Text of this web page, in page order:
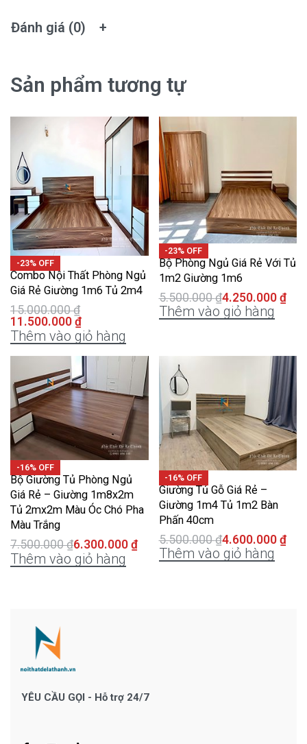
Đánh giá (0)
Sản phẩm tương tự
-23% OFF
Combo Nội Thất Phòng Ngủ
Giá Rẻ Giường 1m6 Tủ 2m4
15.000.000₫
11.500.000 ₫
Thêm vào giỏ hàng
-23% OFF
Bộ Phòng Ngủ Giá Rẻ Với Tủ
1m2 Giường 1m6
5.500.000₫4.250.000 ₫
Thêm vào giỏ hàng
-16% OFF
Bộ Giường Tủ Phòng Ngủ
Giá Rẻ – Giường 1m8x2m
Tủ 2mx2m Màu Óc Chó Pha
Màu Trắng
7.500.000₫6.300.000 ₫
Thêm vào giỏ hàng
-16% OFF
Giường Tủ Gỗ Giá Rẻ –
Giường 1m4 Tủ 1m2 Bàn
Phấn 40cm
5.500.000₫4.600.000 ₫
Thêm vào giỏ hàng
YÊU CẦU GỌI - Hỗ trợ 24/7